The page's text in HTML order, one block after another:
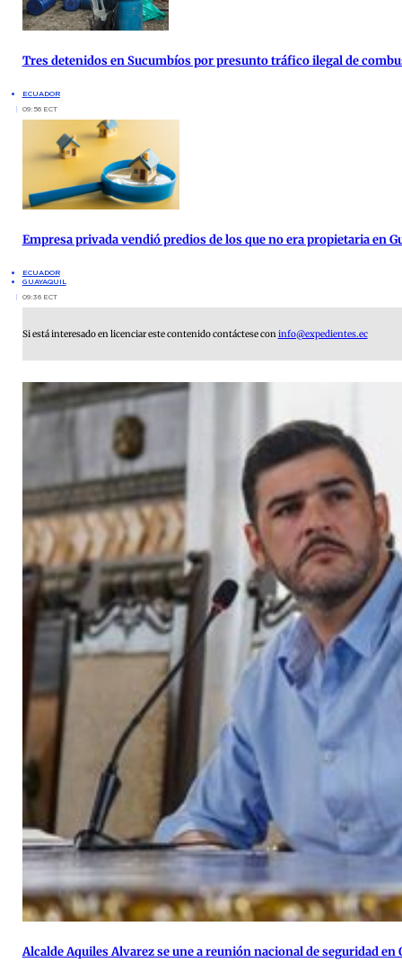
Tres detenidos en Sucumbíos por presunto tráfico ilegal de
ECUADOR
09:56 ECT
Empresa privada vendió predios de los que no era propietaria en
ECUADOR
GUAYAQUIL
09:36 ECT
Si está interesado en licenciar este contenido contáctese coninfo@expedientes.ec
Alcalde Aquiles Alvarez se une a reunión nacional de seguridad en